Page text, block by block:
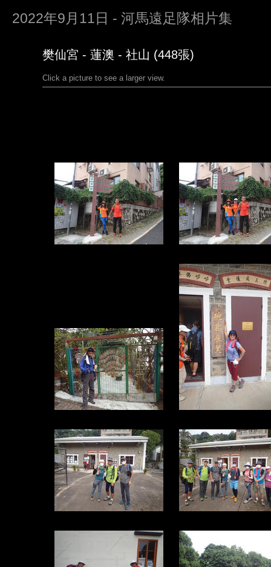
2022年9月11日 - 河馬遠足隊相片集
樊仙宮 - 蓮澳 - 社山 (448張)
Click a picture to see a larger view.